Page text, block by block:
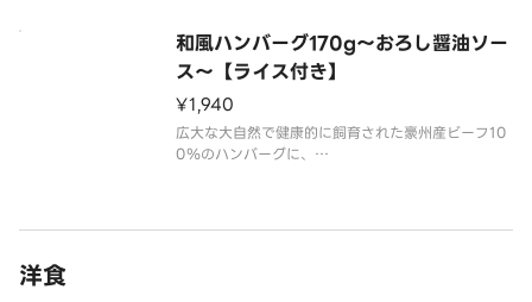
※ハンバーグは焼成前のグラム数です。
※画像はイメージです。
和風ハンバーグ170g～おろし醤油ソー
ス～【ライス付き】
¥1,940
広大な大自然で健康的に飼育された豪州産ビーフ10
0％のハンバーグに、
洋食